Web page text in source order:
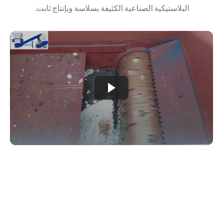
البلاستيكية الصناعية الكثيفة بسلاسة وبإنتاج ثابت.